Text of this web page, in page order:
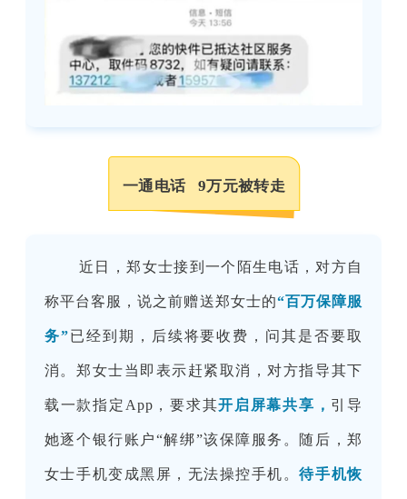
一通电话 9万元被转走
近日，郑女士接到一个陌生电话，对方自
称平台客服，说之前赠送郑女士的“百万保障服
务”已经到期，后续将要收费，问其是否要取
消。郑女士当即表示赶紧取消，对方指导其下
载一款指定App，要求其开启屏幕共享， 引导
她逐个银行账户“解绑”该保障服务。随后，郑
女士手机变成黑屏，无法操控手机。待手机恢